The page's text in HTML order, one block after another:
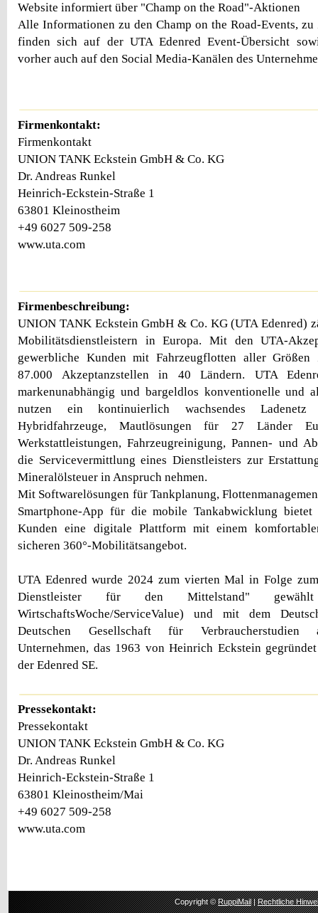
Website informiert über "Champ on the Road"-Aktionen
Alle Informationen zu den Champ on the Road-Events,
finden sich auf der UTA Edenred Event-Übersicht
vorher auch auf den Social Media-Kanälen des
Firmenkontakt:
Firmenkontakt
UNION TANK Eckstein GmbH & Co. KG
Dr. Andreas Runkel
Heinrich-Eckstein-Straße 1
63801 Kleinostheim
+49 6027 509-258
www.uta.com
Firmenbeschreibung:
UNION TANK Eckstein GmbH & Co. KG (UTA Edenred)
Mobilitätsdienstleistern in Europa. Mit den UTA-
gewerbliche Kunden mit Fahrzeugflotten aller
87.000 Akzeptanzstellen in 40 Ländern. UTA
markenunabhängig und bargeldlos konventionelle und
nutzen ein kontinuierlich wachsendes
Hybridfahrzeuge, Mautlösungen für 27 Länder
Werkstattleistungen, Fahrzeugreinigung, Pannen- und
die Servicevermittlung eines Dienstleisters zur
Mineralölsteuer in Anspruch nehmen.
Mit Softwarelösungen für Tankplanung,
Smartphone-App für die mobile Tankabwicklung bietet
Kunden eine digitale Plattform mit einem
sicheren 360°-Mobilitätsangebot.
UTA Edenred wurde 2024 zum vierten Mal in Folge
Dienstleister für den Mittelstand"
WirtschaftsWoche/ServiceValue) und mit dem
Deutschen Gesellschaft für Verbraucherstudien
Unternehmen, das 1963 von Heinrich Eckstein
der Edenred SE.
Pressekontakt:
Pressekontakt
UNION TANK Eckstein GmbH & Co. KG
Dr. Andreas Runkel
Heinrich-Eckstein-Straße 1
63801 Kleinostheim/Mai
+49 6027 509-258
www.uta.com
Copyright ©RuppiMail|Rechtliche